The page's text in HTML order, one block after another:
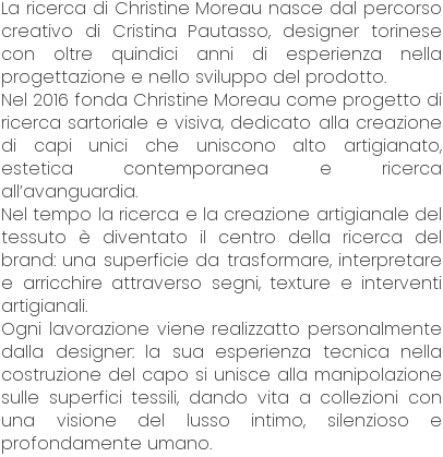
La ricerca di Christine Moreau nasce dal percorso
creativo di Cristina Pautasso, designer torinese
con oltre quindici anni di esperienza nella
progettazione e nello sviluppo del prodotto.
Nel 2016 fonda Christine Moreau come progetto di
ricerca sartoriale e visiva, dedicato alla creazione
di capi unici che uniscono alto artigianato,
estetica contemporanea e ricerca
all’avanguardia.
Nel tempo la ricerca e la creazione artigianale del
tessuto è diventato il centro della ricerca del
brand: una superficie da trasformare, interpretare
e arricchire attraverso segni, texture e interventi
artigianali.
Ogni lavorazione viene realizzatto personalmente
dalla designer: la sua esperienza tecnica nella
costruzione del capo si unisce alla manipolazione
sulle superfici tessili, dando vita a collezioni con
una visione del lusso intimo, silenzioso e
profondamente umano.